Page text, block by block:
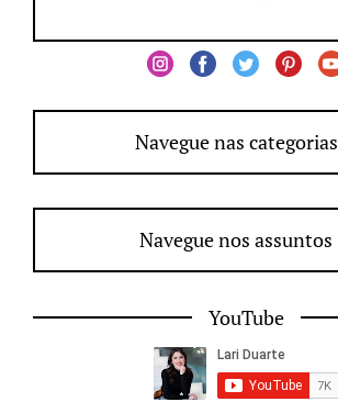
Navegue nas categorias
Navegue nos assuntos
YouTube